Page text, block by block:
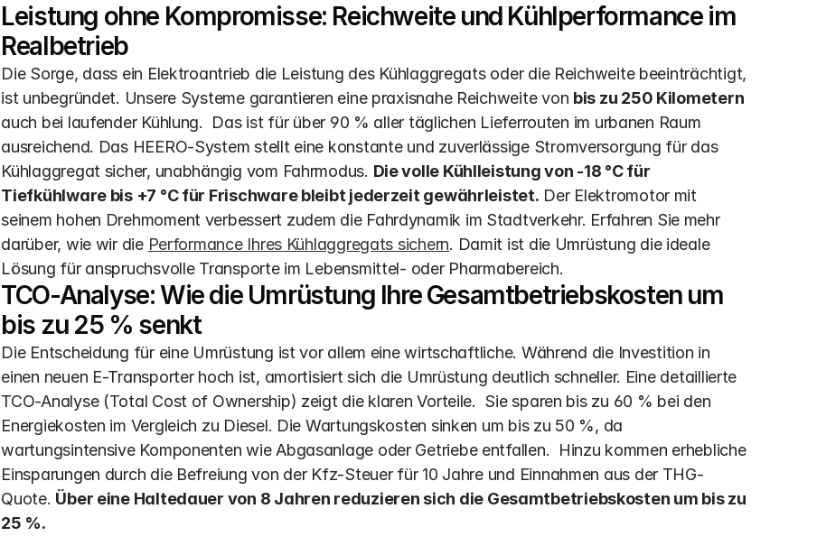
Leistung ohne Kompromisse: Reichweite und Kühlperformance im
Realbetrieb
Die Sorge, dass ein Elektroantrieb die Leistung des Kühlaggregats oder die Reichweite beeinträchtigt,
ist unbegründet. Unsere Systeme garantieren eine praxisnahe Reichweite von bis zu 250 Kilometern
auch bei laufender Kühlung.  Das ist für über 90 % aller täglichen Lieferrouten im urbanen Raum
ausreichend. Das HEERO-System stellt eine konstante und zuverlässige Stromversorgung für das
Kühlaggregat sicher, unabhängig vom Fahrmodus. Die volle Kühlleistung von -18 °C für
Tiefkühlware bis +7 °C für Frischware bleibt jederzeit gewährleistet. Der Elektromotor mit
seinem hohen Drehmoment verbessert zudem die Fahrdynamik im Stadtverkehr. Erfahren Sie mehr
darüber, wie wir die Performance Ihres Kühlaggregats sichern. Damit ist die Umrüstung die ideale
Lösung für anspruchsvolle Transporte im Lebensmittel- oder Pharmabereich.
TCO-Analyse: Wie die Umrüstung Ihre Gesamtbetriebskosten um
bis zu 25 % senkt
Die Entscheidung für eine Umrüstung ist vor allem eine wirtschaftliche. Während die Investition in
einen neuen E-Transporter hoch ist, amortisiert sich die Umrüstung deutlich schneller. Eine detaillierte
TCO-Analyse (Total Cost of Ownership) zeigt die klaren Vorteile.  Sie sparen bis zu 60 % bei den
Energiekosten im Vergleich zu Diesel. Die Wartungskosten sinken um bis zu 50 %, da
wartungsintensive Komponenten wie Abgasanlage oder Getriebe entfallen.  Hinzu kommen erhebliche
Einsparungen durch die Befreiung von der Kfz-Steuer für 10 Jahre und Einnahmen aus der THG-
Quote. Über eine Haltedauer von 8 Jahren reduzieren sich die Gesamtbetriebskosten um bis zu
25 %.